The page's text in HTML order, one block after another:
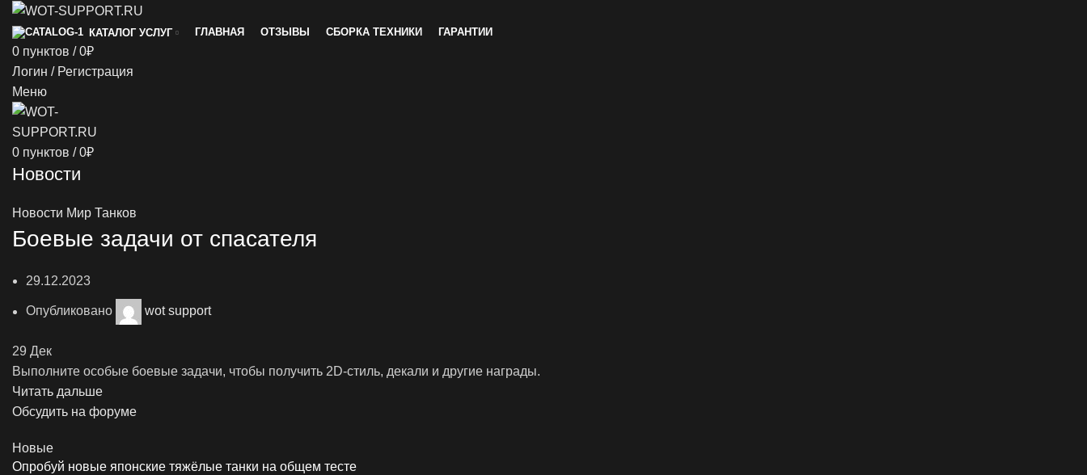
КАТАЛОГ УСЛУГ ГЛАВНАЯ ОТЗЫВЫ СБОРКА ТЕХНИКИ ГАРАНТИИ
0 пунктов / 0₽
Логин / Регистрация
Меню
0 пунктов / 0₽
Новости
Новости Мир Танков
Боевые задачи от спасателя
29.12.2023
Опубликовано wot support
29 Дек
Выполните особые боевые задачи, чтобы получить 2D-стиль, декали и другие награды.
Читать дальше
Обсудить на форуме
Новые
Опробуй новые японские тяжёлые танки на общем тесте